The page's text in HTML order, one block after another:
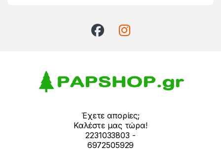
Έχετε απορίες;
Καλέστε μας τώρα!
2231033803 -
6972505929